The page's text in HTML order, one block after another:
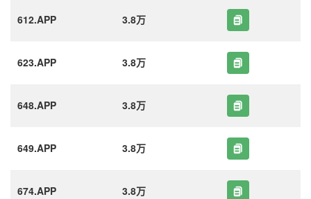
612.APP 3.8万
623.APP 3.8万
648.APP 3.8万
649.APP 3.8万
674.APP 3.8万